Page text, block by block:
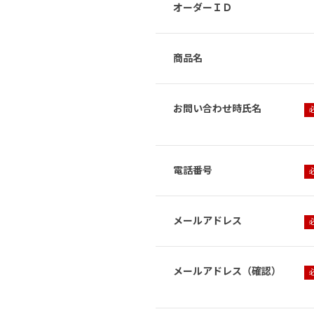
オーダーＩＤ
商品名
お問い合わせ時氏名
電話番号
メールアドレス
メールアドレス（確認）